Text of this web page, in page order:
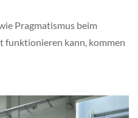
Pragmatismus beim
funktionieren kann, kommen